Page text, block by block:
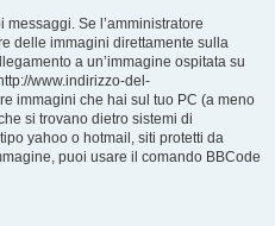
Se l’amministratore
delle immagini direttamente sulla
a un’immagine ospitata su
www.indirizzo-del-
immagini che hai sul tuo PC (a meno
si trovano dietro sistemi di
yahoo o hotmail, siti protetti da
puoi usare il comando BBCode